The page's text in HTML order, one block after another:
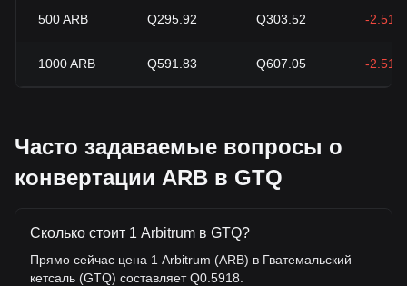
500ARB Q295.92 Q303.52 -2.51%
1000ARB Q591.83 Q607.05 -2.51%
Часто задаваемые вопросы о
конвертации ARB в GTQ
Сколько стоит 1 Arbitrum в GTQ?
Прямо сейчас цена 1 Arbitrum (ARB) в Гватемальский
кетсаль (GTQ) составляет Q0.5918.